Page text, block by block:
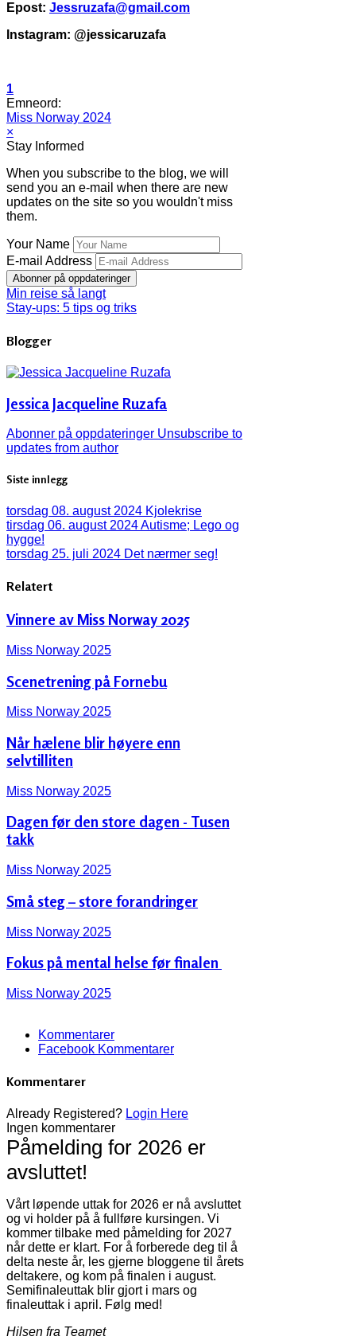
Epost: Jessruzafa@gmail.com
Instagram: @jessicaruzafa
1
Emneord:
Miss Norway 2024
×
Stay Informed
When you subscribe to the blog, we will
send you an e-mail when there are new
updates on the site so you wouldn't miss
them.
Your Name
E-mail Address
Abonner på oppdateringer
Min reise så langt
Stay-ups: 5 tips og triks
Blogger
Jessica Jacqueline Ruzafa
Abonner på oppdateringer Unsubscribe to
updates from author
Siste innlegg
torsdag 08. august 2024 Kjolekrise
tirsdag 06. august 2024Autisme; Lego og
hygge!
torsdag 25. juli 2024 Det nærmer seg!
Relatert
Vinnere av Miss Norway 2025
Miss Norway 2025
Scenetrening på Fornebu
Miss Norway 2025
Når hælene blir høyere enn
selvtilliten
Miss Norway 2025
Dagen før den store dagen - Tusen
takk
Miss Norway 2025
Små steg – store forandringer
Miss Norway 2025
Fokus på mental helse før finalen ‍️
Miss Norway 2025
Kommentarer
Facebook Kommentarer
Kommentarer
Already Registered? Login Here
Ingen kommentarer
Påmelding for 2026 er
avsluttet!
Vårt løpende uttak for 2026 er nå avsluttet
og vi holder på å fullføre kursingen. Vi
kommer tilbake med påmelding for 2027
når dette er klart. For å forberede deg til å
delta neste år, les gjerne bloggene til årets
deltakere, og kom på finalen i august.
Semifinaleuttak blir gjort i mars og
finaleuttak i april. Følg med!
Hilsen fra Teamet